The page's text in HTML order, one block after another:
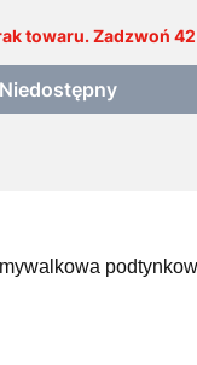
towaru. Zadzwoń
Niedostępny